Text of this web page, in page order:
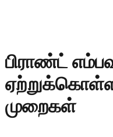
பிராண்ட்
முறைகள்